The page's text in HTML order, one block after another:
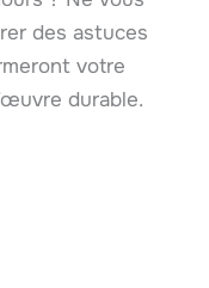
des astuces
votre
durable.